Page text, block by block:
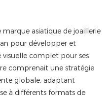
asiatique de joaillerie
pour développer et
complet pour ses
comprenait une stratégie
globale, adaptant
à différents formats de